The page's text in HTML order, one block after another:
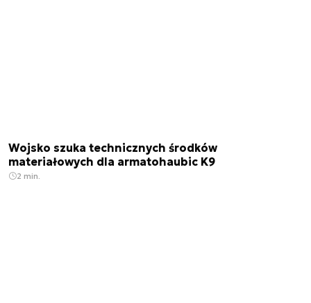
Wojsko szuka technicznych środków
materiałowych dla armatohaubic K9
2 min.